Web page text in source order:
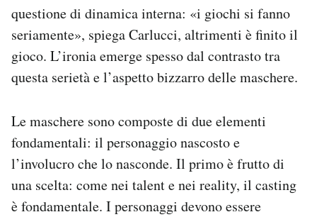
questione di dinamica interna: «i giochi si fanno
seriamente», spiega Carlucci, altrimenti è finito il
gioco. L’ironia emerge spesso dal contrasto tra
questa serietà e l’aspetto bizzarro delle maschere.
Le maschere sono composte di due elementi
fondamentali: il personaggio nascosto e
l’involucro che lo nasconde. Il primo è frutto di
una scelta: come nei talent e nei reality, il casting
è fondamentale. I personaggi devono essere